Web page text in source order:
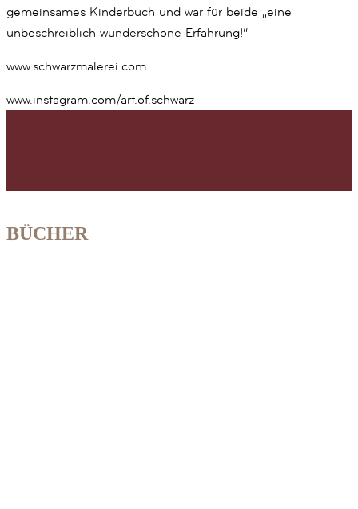
gemeinsames Kinderbuch und war für beide „eine
unbeschreiblich wunderschöne Erfahrung!“
www.schwarzmalerei.com
www.instagram.com/art.of.schwarz
BÜCHER